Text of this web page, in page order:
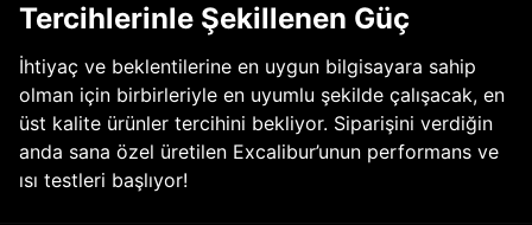
Tercihlerinle Şekillenen Güç
İhtiyaç ve beklentilerine en uygun bilgisayara sahip
olman için birbirleriyle en uyumlu şekilde çalışacak, en
üst kalite ürünler tercihini bekliyor. Siparişini verdiğin
anda sana özel üretilen Excalibur’unun performans ve
ısı testleri başlıyor!